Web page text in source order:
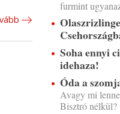
furmint
Soha ennyi
idehaza!
Óda a
Avagy mi
Bisztró nélkül?